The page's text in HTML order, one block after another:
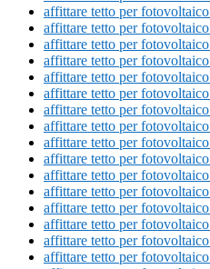
affittare tetto per
affittare tetto per
affittare tetto per
affittare tetto per
affittare tetto per
affittare tetto per
affittare tetto per
affittare tetto per
affittare tetto per
affittare tetto per
affittare tetto per
affittare tetto per
affittare tetto per
affittare tetto per
affittare tetto per
affittare tetto per